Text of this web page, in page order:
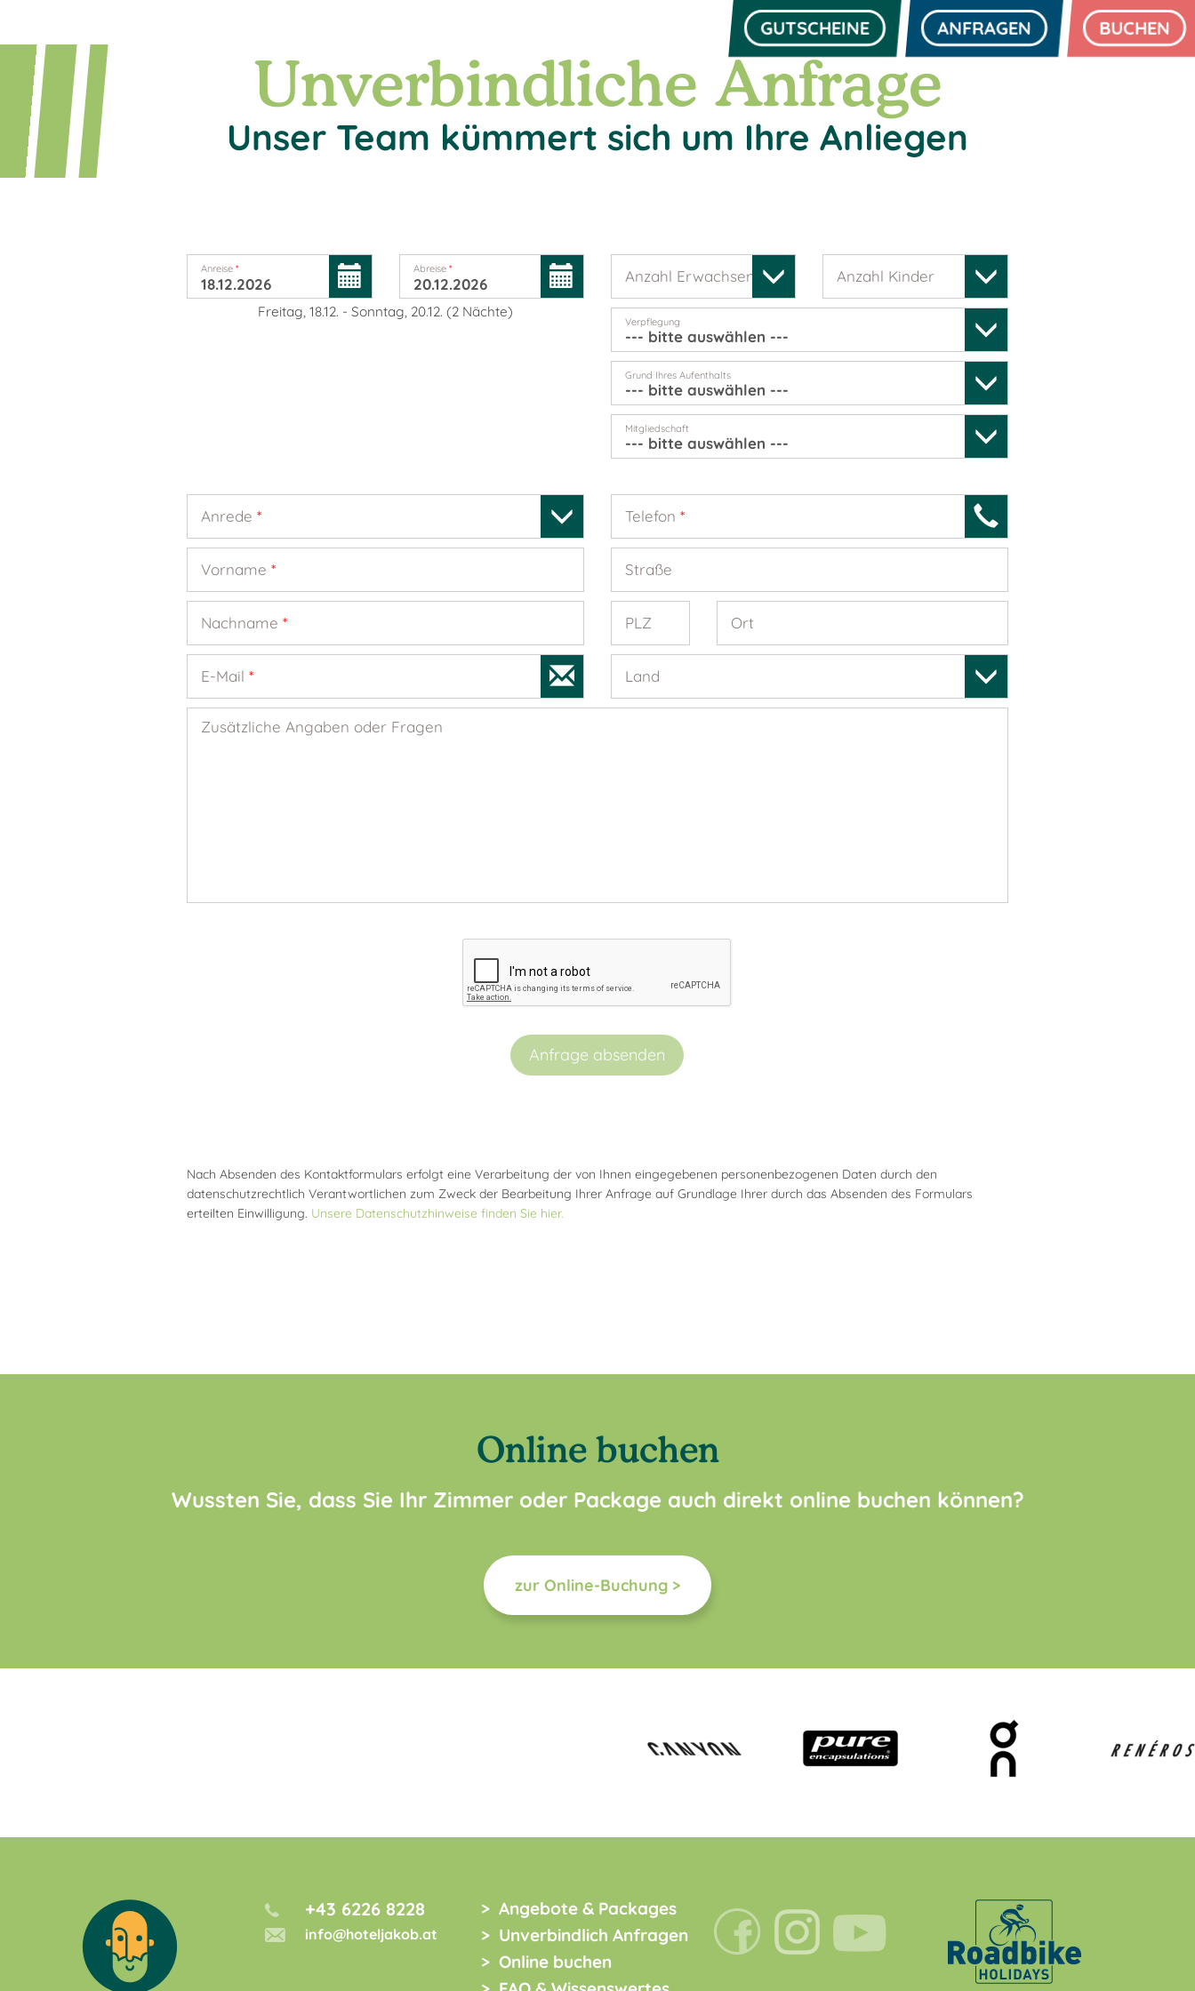
GUTSCHEINE ANFRAGEN BUCHEN
Unverbindliche Anfrage
Unser Team kümmert sich um Ihre Anliegen
Anreise* Abreise *
Freitag, 18.12. -Sonntag, 20.12. (2 Nächte)
Anzahl Erwachsene* Anzahl Kinder
Verpflegung
Grund Ihres Aufenthalts
Mitgliedschaft
Anrede*
Vorname*
Nachname*
E-Mail*
Telefon *
Straße
PLZ Ort
Land
Zusätzliche Angaben oder Fragen
Anfrage absenden
Nach Absenden des Kontaktformulars erfolgt eine Verarbeitung der von Ihnen eingegebenen personenbezogenen Daten durch den
datenschutzrechtlich Verantwortlichen zum Zweck der Bearbeitung Ihrer Anfrage auf Grundlage Ihrer durch das Absenden des Formulars
erteilten Einwilligung. Unsere Datenschutzhinweise finden Sie hier.
Online buchen
Wussten Sie, dass Sie Ihr Zimmer oder Package auch direkt online buchen können?
zur Online-Buchung >
+43 6226 8228
info@hoteljakob.at
Angebote & Packages
Unverbindlich Anfragen
Online buchen